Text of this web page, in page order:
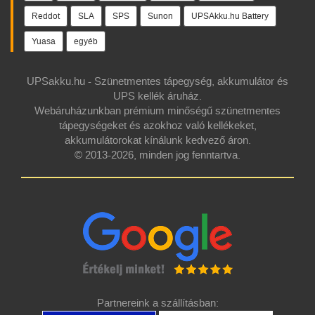
Reddot SLA SPS Sunon UPSAkku.hu Battery
Yuasa egyéb
UPSakku.hu - Szünetmentes tápegység, akkumulátor és
UPS kellék áruház.
Webáruházunkban prémium minőségű szünetmentes
tápegységeket és azokhoz való kellékeket,
akkumulátorokat kínálunk kedvező áron.
© 2013-2026, minden jog fenntartva.
Partnereink a szállításban: